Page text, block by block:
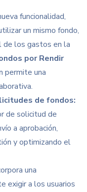
funcionalidad,
un mismo fondo,
de los gastos en la
por Rendir
permite una
de fondos:
de solicitud de
a aprobación,
y optimizando el
una
exigir a los usuarios